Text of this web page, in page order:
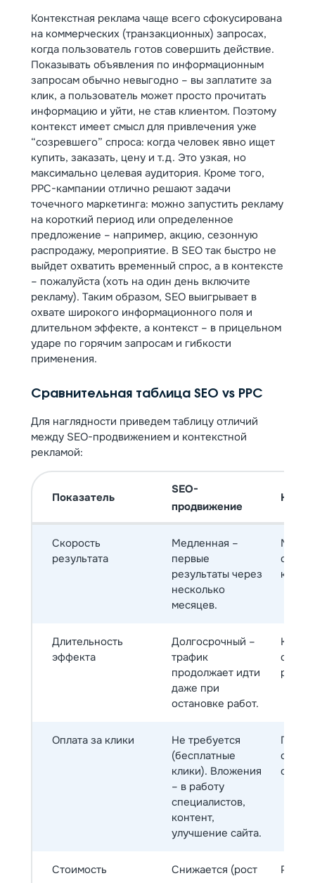
Контекстная реклама чаще всего сфокусирована
на коммерческих (транзакционных) запросах,
когда пользователь готов совершить действие.
Показывать объявления по информационным
запросам обычно невыгодно – вы заплатите за
клик, а пользователь может просто прочитать
информацию и уйти, не став клиентом. Поэтому
контекст имеет смысл для привлечения уже
“созревшего” спроса: когда человек явно ищет
купить, заказать, цену и т.д. Это узкая, но
максимально целевая аудитория. Кроме того,
PPC-кампании отлично решают задачи
точечного маркетинга: можно запустить рекламу
на короткий период или определенное
предложение – например, акцию, сезонную
распродажу, мероприятие. В SEO так быстро не
выйдет охватить временный спрос, а в контексте
– пожалуйста (хоть на один день включите
рекламу). Таким образом, SEO выигрывает в
охвате широкого информационного поля и
длительном эффекте, а контекст – в прицельном
ударе по горячим запросам и гибкости
применения.
Сравнительная таблица SEO vs PPC
Для наглядности приведем таблицу отличий
между SEO-продвижением и контекстной
рекламой:
Показатель
SEO-
продвижение
Скорость
результата
Медленная –
первые
результаты через
несколько
месяцев.
сразу
Длительность
эффекта
Долгосрочный –
трафик
продолжает идти
даже при
остановке работ.
сразу
Оплата за клики
Не требуется
(бесплатные
клики). Вложения
– в работу
специалистов,
контент,
улучшение сайта.
Стоимость
Снижается (рост